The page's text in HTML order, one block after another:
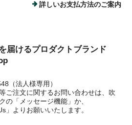
詳しいお支払方法のご案内
届けるプロダクトブランド
（法人様専用）
ご注文に関するお問い合わせは、吹
の「メッセージ機能」か、
」よりお願いいたします。